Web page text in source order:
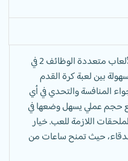
استمتع بضعف المتعة مع طاولة الألعاب متعددة الوظائف 2 في
بين لعبة كرة القدم
المنافسة والتحدي في أي
حجم عملي يسهل وضعها في
اللازمة للعب. خيار
حيث تمنح ساعات من